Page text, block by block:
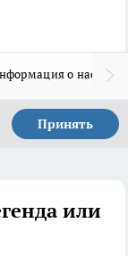
о нас
Принять
или